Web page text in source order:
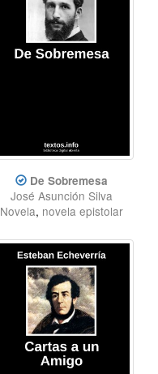
De Sobremesa
José Asunción Silva
Novela, novela epistolar